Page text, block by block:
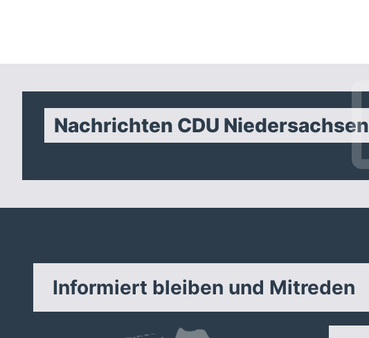
Nachrichten CDU Niedersachsen
Informiert bleiben und Mitreden